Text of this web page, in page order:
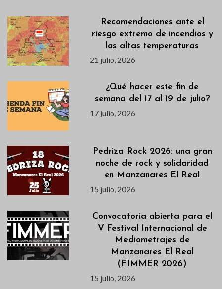
Recomendaciones ante el
riesgo extremo de incendios y
las altas temperaturas
21 julio, 2026
¿Qué hacer este fin de
semana del 17 al 19 de julio?
17 julio, 2026
Pedriza Rock 2026: una gran
noche de rock y solidaridad
en Manzanares El Real
15 julio, 2026
Convocatoria abierta para el
V Festival Internacional de
Mediometrajes de
Manzanares El Real
(FIMMER 2026)
15 julio, 2026